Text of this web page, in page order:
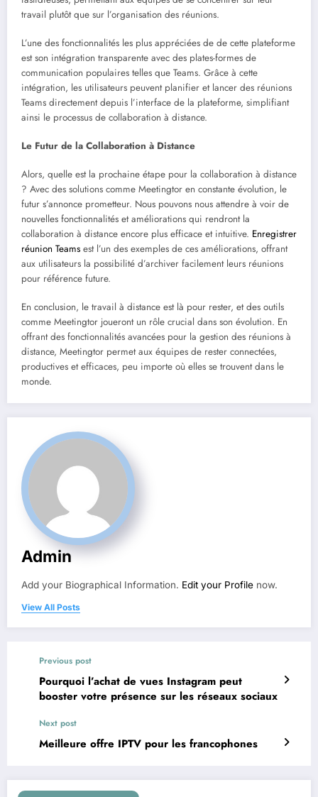
travail plutôt que sur l’organisation des réunions.
L’une des fonctionnalités les plus appréciées de de cette plateforme
est son intégration transparente avec des plates-formes de
communication populaires telles que Teams. Grâce à cette
intégration, les utilisateurs peuvent planifier et lancer des réunions
Teams directement depuis l’interface de la plateforme, simplifiant
ainsi le processus de collaboration à distance.
Le Futur de la Collaboration à Distance
Alors, quelle est la prochaine étape pour la collaboration à distance
? Avec des solutions comme Meetingtor en constante évolution, le
futur s’annonce prometteur. Nous pouvons nous attendre à voir de
nouvelles fonctionnalités et améliorations qui rendront la
collaboration à distance encore plus efficace et intuitive. Enregistrer
réunion Teams est l’un des exemples de ces améliorations, offrant
aux utilisateurs la possibilité d’archiver facilement leurs réunions
pour référence future.
En conclusion, le travail à distance est là pour rester, et des outils
comme Meetingtor joueront un rôle crucial dans son évolution. En
offrant des fonctionnalités avancées pour la gestion des réunions à
distance, Meetingtor permet aux équipes de rester connectées,
productives et efficaces, peu importe où elles se trouvent dans le
monde.
Admin
Add your Biographical Information. Edit your Profile now.
View All Posts
Previous post
Pourquoi l’achat de vues Instagram peut
booster votre présence sur les réseaux sociaux
Next post
Meilleure offre IPTV pour les francophones